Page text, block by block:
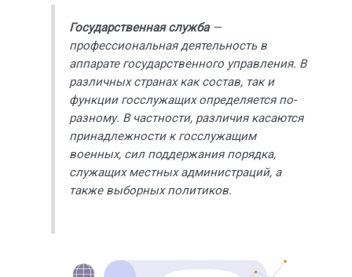
Государственная служба—
профессиональная деятельность в
аппарате государственного управления. В
различных странах как состав, так и
функции госслужащих определяется по-
разному. В частности, различия касаются
принадлежности к госслужащим
военных, сил поддержания порядка,
служащих местных администраций, а
также выборных политиков.